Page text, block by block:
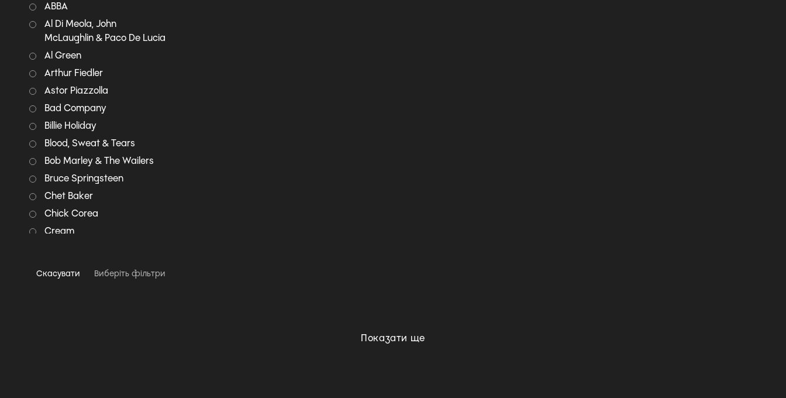
ABBA
Al Di Meola, John
McLaughlin & Paco De Lucia
Al Green
Arthur Fiedler
Astor Piazzolla
Bad Company
Billie Holiday
Blood, Sweat & Tears
Bob Marley & The Wailers
Bruce Springsteen
Chet Baker
Chick Corea
Cream
Deep Purple
Скасувати Виберіть фільтри
Показати ще